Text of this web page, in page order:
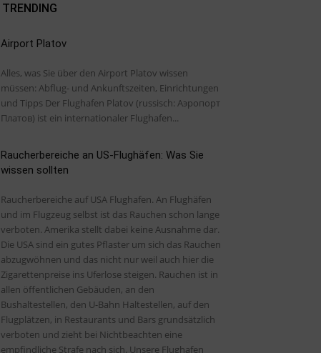
TRENDING
Airport Platov
Alles, was Sie über den Airport Platov wissen
müssen: Abflug- und Ankunftszeiten, Einrichtungen
und Tipps Der Flughafen Platov (russisch: Аэропорт
Платов) ist ein internationaler Flughafen...
Raucherbereiche an US-Flughäfen: Was Sie
wissen sollten
Raucherbereiche auf USA Flughafen. An Flughäfen
und im Flugzeug selbst ist das Rauchen schon lange
verboten. Amerika stellt dabei keine Ausnahme dar.
Die USA sind ein gutes Pflaster um sich das Rauchen
abzugwöhnen und das nicht nur weil auch hier die
Zigarettenpreise ins Uferlose steigen. Rauchen ist in
allen öffentlichen Gebäuden, an den
Bushaltestellen, den U-Bahn Haltestellen, auf den
Flugplätzen, in Restaurants und Bars grundsätzlich
verboten und zieht bei Nichtbeachten eine
empfindliche Strafe nach sich. Unsere Flughafen